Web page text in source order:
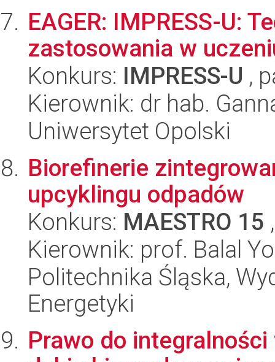
EAGER: IMPRESS-U:
zastosowania w
Konkurs: IMPRESS-U ,
Kierownik: dr hab.
Uniwersytet Opolski
Biorefinerie
upcyklingu odpadów
Konkurs: MAESTRO 15
Kierownik: prof. Balal
Politechnika Śląska,
Energetyki
Prawo do